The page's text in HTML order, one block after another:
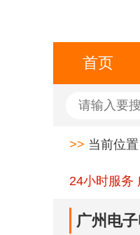
首页
>> 当前位置
24小时服务
广州电